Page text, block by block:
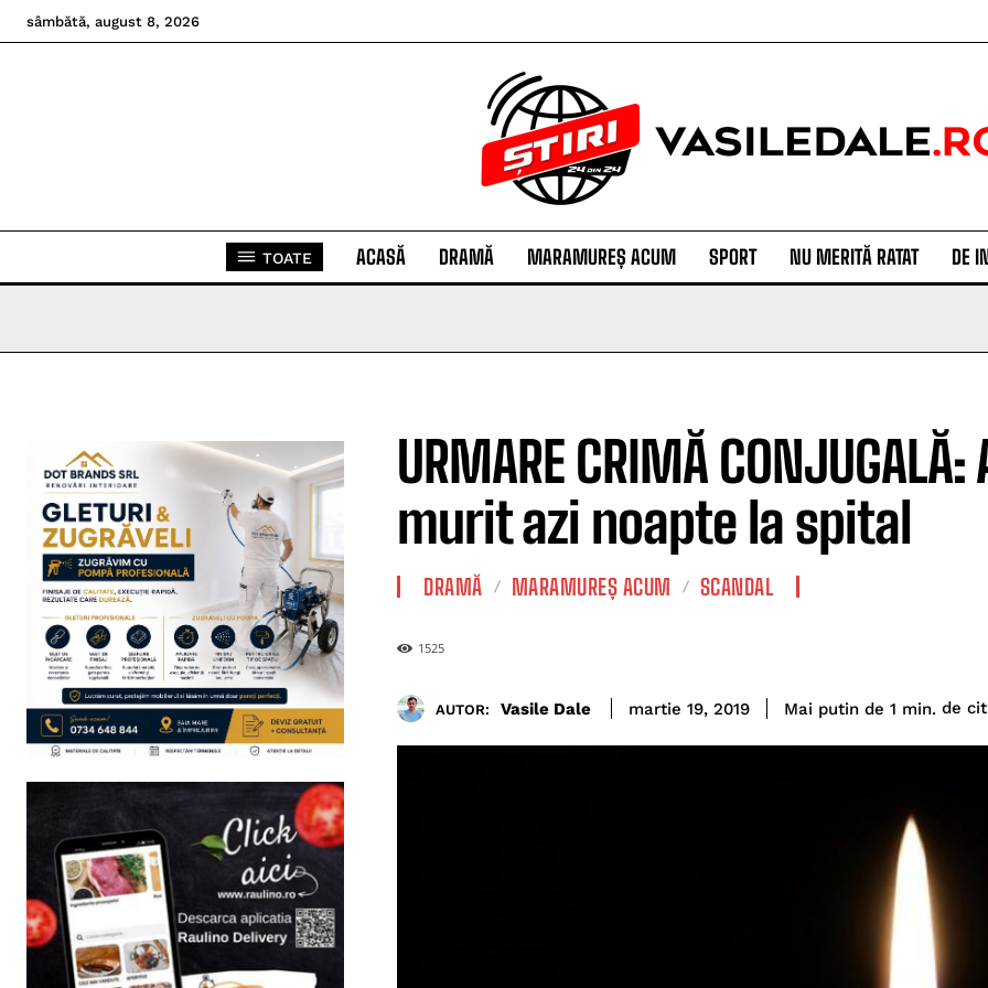
sâmbătă, august 8, 2026
TOATE ACASĂ DRAMĂ MARAMUREȘ ACUM SPORT NU MERITĂ RATAT DE
URMARE CRIMĂ
murit azi noapte la spital
DRAMĂ MARAMUREȘ ACUM SCANDAL
1525
AUTOR: Vasile Dale martie 19, 2019 Mai putin de 1 min. de